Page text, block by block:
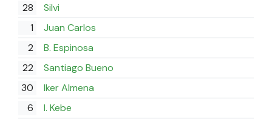
28
Silvi
1
Juan Carlos
2
B. Espinosa
22
Santiago Bueno
30
Iker Almena
6
I. Kebe